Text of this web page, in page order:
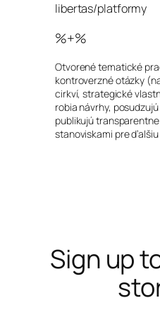
libertas/platformy
%+%
Otvorené tematické
kontroverzné otázky
cirkví, strategické
robia návrhy,
publikujú
stanoviskami pre
Sign up